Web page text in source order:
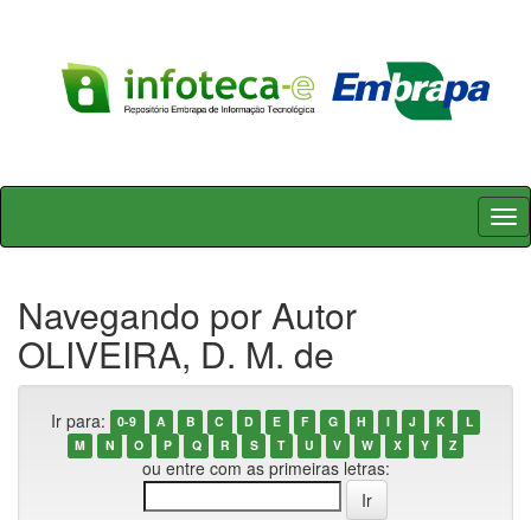
Skip
Navegando por Autor
OLIVEIRA, D. M. de
Ir para: 0-9 A B C D E F G H I J K
L
M
N O P Q R S T U V W X Y Z
ou entre com as primeiras letras: